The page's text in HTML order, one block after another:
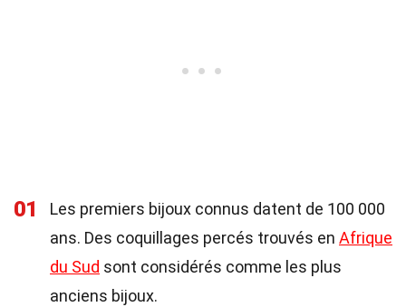
01
Les premiers bijoux connus datent de 100 000
ans. Des coquillages percés trouvés en Afrique
du Sud sont considérés comme les plus
anciens bijoux.